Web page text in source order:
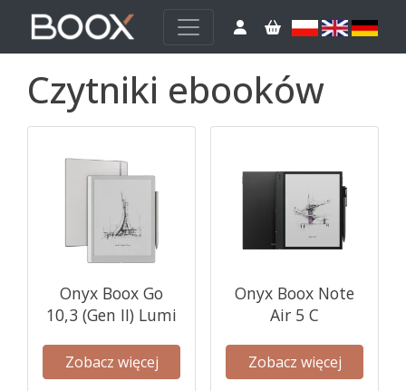
Czytniki ebooków
Onyx Boox Go
10,3 (Gen II) Lumi
Zobacz więcej
Onyx Boox Note
Air 5 C
Zobacz więcej